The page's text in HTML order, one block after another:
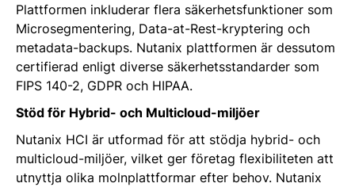
Plattformen inkluderar flera säkerhetsfunktioner som
Microsegmentering, Data-at-Rest-kryptering och
metadata-backups. Nutanix plattformen är dessutom
certifierad enligt diverse säkerhetsstandarder som
FIPS 140-2, GDPR och HIPAA.
Stöd för Hybrid- och Multicloud-miljöer
Nutanix HCI är utformad för att stödja hybrid- och
multicloud-miljöer, vilket ger företag flexibiliteten att
utnyttja olika molnplattformar efter behov. Nutanix